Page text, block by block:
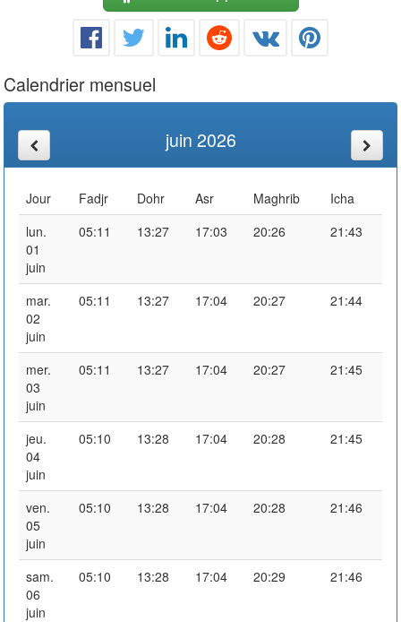
Calendrier mensuel
juin 2026
Jour Fadjr Dohr Asr Maghrib
Icha
lun.
01
juin
05:11 13:27 17:03 20:26 21:43
mar.
02
juin
05:11 13:27 17:04 20:27 21:44
mer.
03
juin
05:11 13:27 17:04 20:27 21:45
jeu.
04
juin
05:10 13:28 17:04 20:28 21:45
ven.
05
juin
05:10 13:28 17:04 20:28 21:46
sam.
06
juin
05:10 13:28 17:04 20:29 21:46